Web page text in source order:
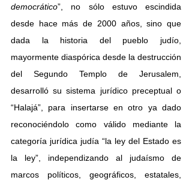
democrático” , no sólo estuvo escindida
desde hace más de 2000 años, sino que
dada la historia del pueblo judío,
mayormente diaspórica desde la destrucción
del Segundo Templo de Jerusalem,
desarrolló su sistema jurídico preceptual o
“Halajá”, para insertarse en otro ya dado
reconociéndolo como válido mediante la
categoría jurídica judía “la ley del Estado es
la ley”, independizando al judaísmo de
marcos políticos, geográficos, estatales,